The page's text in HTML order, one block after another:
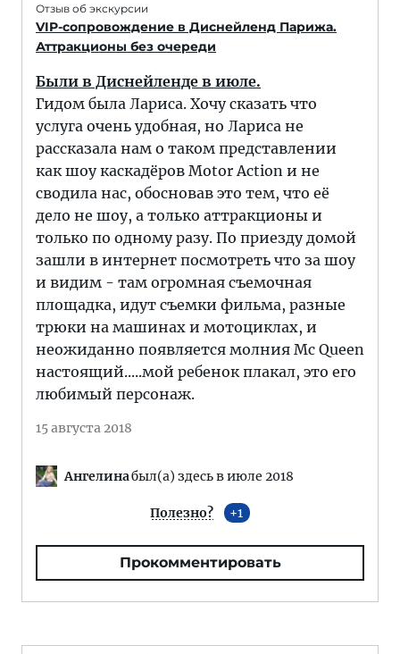
Отзыв об экскурсии
VIP-сопровождение в Диснейленд Парижа.
Аттракционы без очереди
Были в Диснейленде в июле.
Гидом была Лариса. Хочу сказать что
услуга очень удобная, но Лариса не
рассказала нам о таком представлении
как шоу каскадёров Motor Action и не
сводила нас, обосновав это тем, что её
дело не шоу, а только аттракционы и
только по одному разу. По приезду домой
зашли в интернет посмотреть что за шоу
и видим - там огромная съемочная
площадка, идут съемки фильма, разные
трюки на машинах и мотоциклах, и
неожиданно появляется молния Mc Queen
настоящий.....мой ребенок плакал, это его
любимый персонаж.
15 августа 2018
Ангелинабыл(а) здесь в июле 2018
Полезно? 1
Прокомментировать